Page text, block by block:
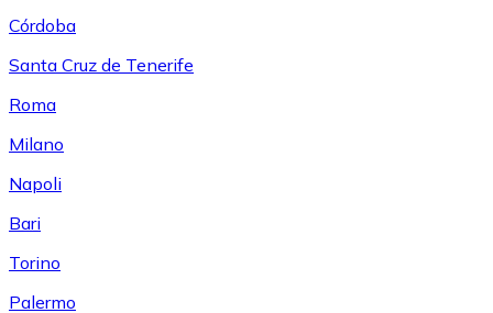
Córdoba
Santa Cruz de Tenerife
Roma
Milano
Napoli
Bari
Torino
Palermo